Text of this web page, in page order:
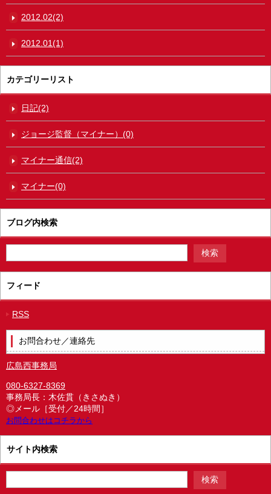
2012.02(2)
2012.01(1)
カテゴリーリスト
日記(2)
ジョージ監督（マイナー）(0)
マイナー通信(2)
マイナー(0)
ブログ内検索
フィード
RSS
お問合わせ／連絡先
広島西事務局
080-6327-8369
事務局長：木佐貫（きさぬき）
◎メール［受付／24時間］
お問合わせはコチラから
サイト内検索